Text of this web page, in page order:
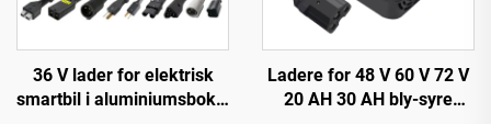
36 V lader for elektrisk
smartbil i aluminiumsboks,
Ladere for 48 V 60 V 72 V
20 AH 30 AH bly-syre